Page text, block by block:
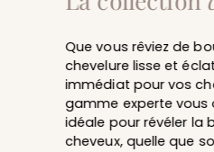
Que vous rêviez de
chevelure lisse et
immédiat pour vos
gamme experte vous
idéale pour révéler la
cheveux, quelle que